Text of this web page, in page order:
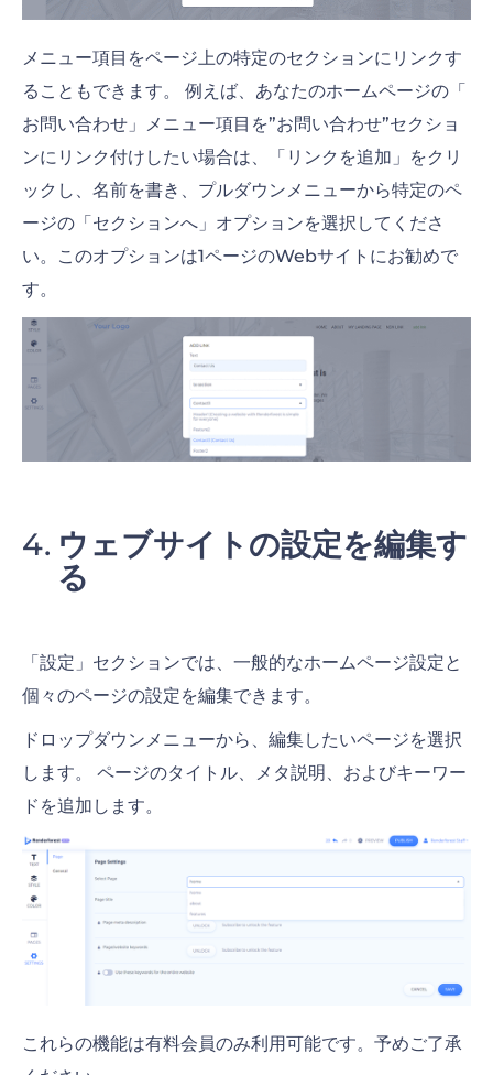
メニュー項目をページ上の特定のセクションにリンクす
ることもできます。 例えば、あなたのホームページの「
お問い合わせ」メニュー項目を”お問い合わせ”セクショ
ンにリンク付けしたい場合は、「リンクを追加」をクリ
ックし、名前を書き、プルダウンメニューから特定のペ
ージの「セクションへ」オプションを選択してくださ
い。このオプションは1ページのWebサイトにお勧めで
す。
ウェブサイトの設定を編集す
る
「設定」セクションでは、一般的なホームページ設定と
個々のページの設定を編集できます。
ドロップダウンメニューから、編集したいページを選択
します。 ページのタイトル、メタ説明、およびキーワー
ドを追加します。
これらの機能は有料会員のみ利用可能です。予めご了承